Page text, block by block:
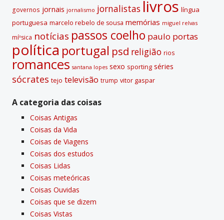
governos jornais jornalismo jornalistas livros lí­ngua
portuguesa marcelo rebelo de sousa memórias miguel relvas
míºsica notí­cias passos coelho paulo portas
polí­tica portugal psd religião rios
romances santana lopes sexo sporting séries
sócrates tejo televisão trump vitor gaspar
A categoria das coisas
Coisas Antigas
Coisas da Vida
Coisas de Viagens
Coisas dos estudos
Coisas Lidas
Coisas meteóricas
Coisas Ouvidas
Coisas que se dizem
Coisas Vistas